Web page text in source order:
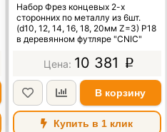
"CNIC"
Набор Фрез концевых 2-х
сторонних по металлу из 6шт.
(d10, 12, 14, 16, 18, 20мм Z=3) Р18
в деревянном футляре "CNIC"
10 381 p
В корзину
Купить в 1 клик